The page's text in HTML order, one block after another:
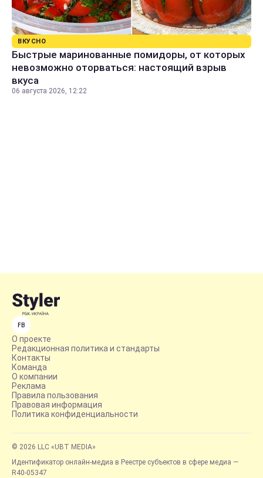
ВКУСНО
Быстрые маринованные помидоры, от которых
невозможно оторваться: настоящий взрыв
вкуса
06 августа 2026, 12:22
FB
О проекте
Редакционная политика и стандарты
Контакты
Команда
О компании
Реклама
Правила пользования
Правовая информация
Политика конфиденциальности
© 2026 LLC «UBT MEDIA»
Идентификатор онлайн-медиа в Реестре субъектов в сфере медиа —
R40-05347